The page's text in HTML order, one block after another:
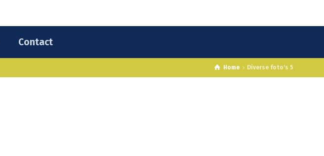
Contact
Home Diverse foto's 5